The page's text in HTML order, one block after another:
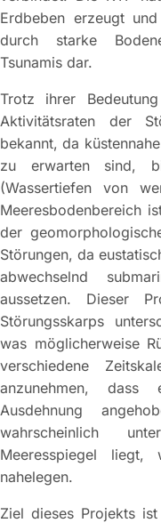
Erdbeben erzeugt
durch starke
Tsunamis dar.
Trotz ihrer
Aktivitätsraten der
bekannt, da
zu erwarten sind,
(Wassertiefen von
Meeresbodenbereich
der
Störungen, da
abwechselnd
aussetzen. Dieser
Störungsskarps
was möglicherweise
verschiedene
anzunehmen,
Ausdehnung
wahrscheinlich
Meeresspiegel
nahelegen.
Ziel dieses Projekts